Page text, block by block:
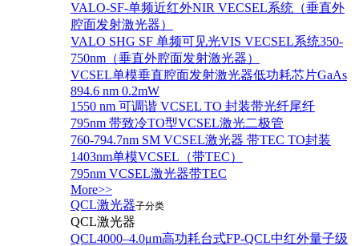
VALO-SF-单频近红外NIR VECSEL系统（垂直外
腔面发射激光器）
VALO SHG SF 单频可见光VIS VECSEL系统350-
750nm（垂直外腔面发射激光器）
VCSEL单模垂直腔面发射激光器低功耗芯片GaAs
894.6 nm 0.2mW
1550 nm 可调谐 VCSEL TO 封装带光纤尾纤
795nm 带致冷TO型VCSEL激光二极管
760-794.7nm SM VCSEL激光器 带TEC TO封装
1403nm单模VCSEL（带TEC）
795nm VCSEL激光器带TEC
More>>
QCL激光器子分类
QCL激光器
QCL4000–4.0μm高功耗台式FP-QCL中红外量子级